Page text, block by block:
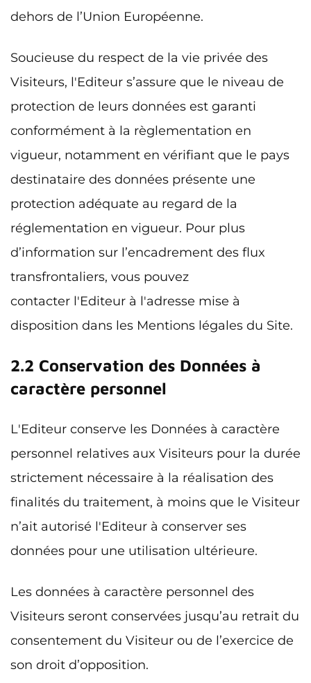
dehors de l’Union Européenne.
Soucieuse du respect de la vie privée des
Visiteurs, l'Editeur s’assure que le niveau de
protection de leurs données est garanti
conformément à la règlementation en
vigueur, notamment en vérifiant que le pays
destinataire des données présente une
protection adéquate au regard de la
réglementation en vigueur. Pour plus
d’information sur l’encadrement des flux
transfrontaliers, vous pouvez
contacter l'Editeur à l'adresse mise à
disposition dans les Mentions légales du Site.
2.2 Conservation des Données à
caractère personnel
L'Editeur conserve les Données à caractère
personnel relatives aux Visiteurs pour la durée
strictement nécessaire à la réalisation des
finalités du traitement, à moins que le Visiteur
n’ait autorisé l'Editeur à conserver ses
données pour une utilisation ultérieure.
Les données à caractère personnel des
Visiteurs seront conservées jusqu’au retrait du
consentement du Visiteur ou de l’exercice de
son droit d’opposition.